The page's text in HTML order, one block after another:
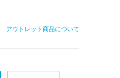
アウトレット商品について